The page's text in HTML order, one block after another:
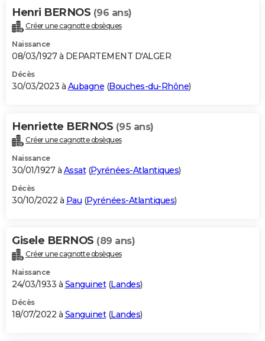
Henri BERNOS (96 ans)
Créer une cagnotte obsèques
Naissance
08/03/1927 à DEPARTEMENT D'ALGER
Décès
30/03/2023 à Aubagne (Bouches-du-Rhône)
Henriette BERNOS (95 ans)
Créer une cagnotte obsèques
Naissance
30/01/1927 à Assat(Pyrénées-Atlantiques)
Décès
30/10/2022 à Pau (Pyrénées-Atlantiques)
Gisele BERNOS (89 ans)
Créer une cagnotte obsèques
Naissance
24/03/1933 à Sanguinet(Landes)
Décès
18/07/2022 à Sanguinet(Landes)